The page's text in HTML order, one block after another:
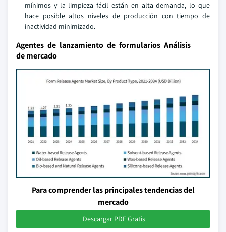
mínimos y la limpieza fácil están en alta demanda, lo que
hace posible altos niveles de producción con tiempo de
inactividad minimizado.
Agentes de lanzamiento de formularios Análisis
de mercado
Para comprender las principales tendencias del
mercado
Descargar PDF Gratis